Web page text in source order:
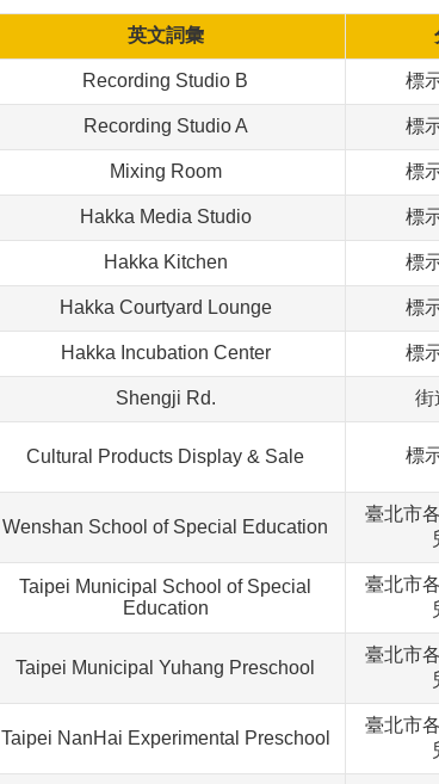
英文詞彙
Recording Studio B 標
Recording Studio A 標
Mixing Room 標
Hakka Media Studio 標
Hakka Kitchen 標
Hakka Courtyard Lounge 標
Hakka Incubation Center 標
Shengji Rd. 街
Cultural Products Display & Sale 標
Wenshan School of Special Education
臺北市
Taipei Municipal School of Special
Education
臺北市
Taipei Municipal Yuhang Preschool
臺北市
Taipei NanHai Experimental Preschool
臺北市